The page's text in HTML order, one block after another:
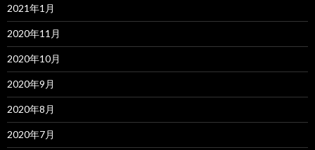
2021年1月
2020年11月
2020年10月
2020年9月
2020年8月
2020年7月